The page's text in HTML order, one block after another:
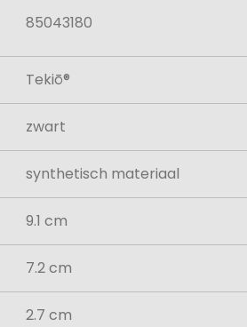
85043180
Tekiō®
zwart
synthetisch materiaal
9.1 cm
7.2 cm
2.7 cm